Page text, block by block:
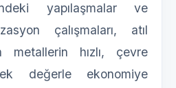
yapılaşmalar ve
çalışmaları, atıl
metallerin hızlı, çevre
değerle ekonomiye